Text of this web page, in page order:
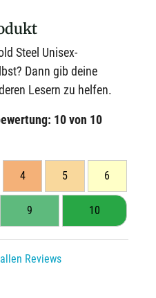
Steel Unisex-
Dann gib deine
Lesern zu helfen.
10von 10
4 5 6
9 10
Reviews